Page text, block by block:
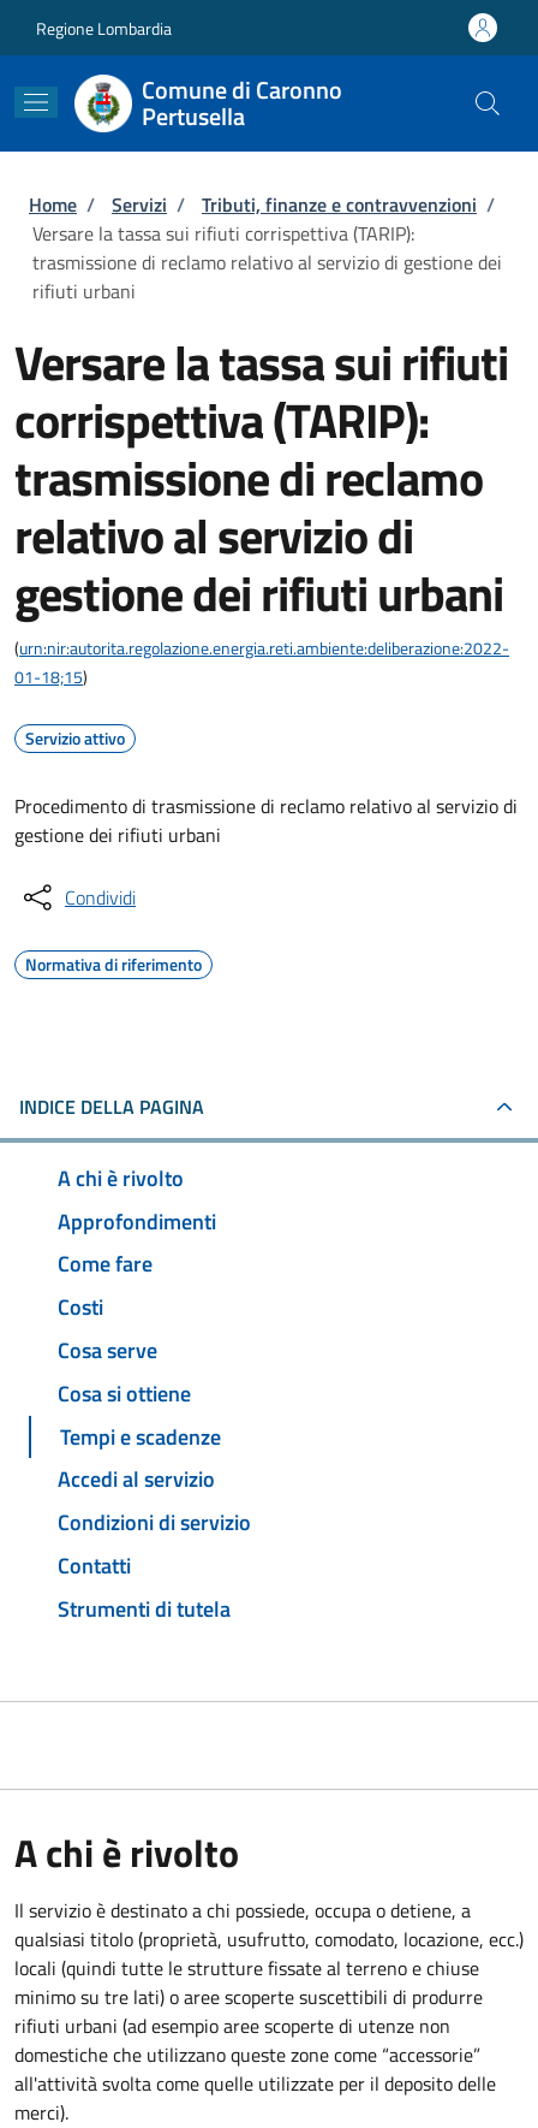
Regione Lombardia
Comune di Caronno
Pertusella
Briciole di pane
Home / Servizi / Tributi, finanze e contravvenzioni /
Versare la tassa sui rifiuti corrispettiva (TARIP):
trasmissione di reclamo relativo al servizio di gestione dei
rifiuti urbani
Versare la tassa sui rifiuti
corrispettiva (TARIP):
trasmissione di reclamo
relativo al servizio di
gestione dei rifiuti urbani
(urn:nir:autorita.regolazione.energia.reti.ambiente:deliberazione:2022-
01-18;15)
Servizio attivo
Procedimento di trasmissione di reclamo relativo al servizio di
gestione dei rifiuti urbani
Condividi
Normativa di riferimento
INDICE DELLA PAGINA
A chi è rivolto
Approfondimenti
Come fare
Costi
Cosa serve
Cosa si ottiene
Tempi e scadenze
Accedi al servizio
Condizioni di servizio
Contatti
Strumenti di tutela
A chi è rivolto
Il servizio è destinato a chi possiede, occupa o detiene, a
qualsiasi titolo (proprietà, usufrutto, comodato, locazione, ecc.)
locali (quindi tutte le strutture fissate al terreno e chiuse
minimo su tre lati) o aree scoperte suscettibili di produrre
rifiuti urbani (ad esempio aree scoperte di utenze non
domestiche che utilizzano queste zone come “accessorie”
all'attività svolta come quelle utilizzate per il deposito delle
merci).